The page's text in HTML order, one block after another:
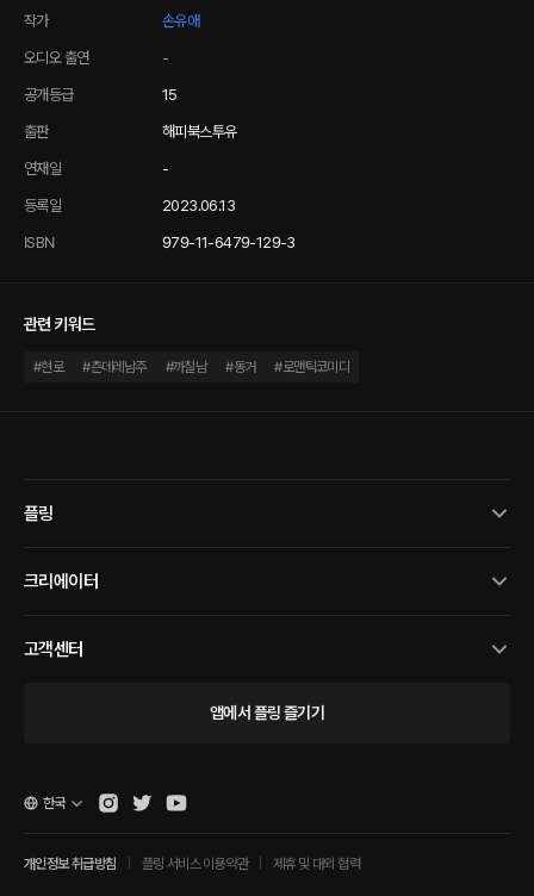
작가 손유애
오디오 출연 -
공개등급 15
출판 해피북스투유
연재일 -
등록일 2023.06.13
ISBN 979-11-6479-129-3
관련 키워드
#현로 #츤데레남주 #까칠남 #동거 #로맨틱코미디
플링
크리에이터
고객센터
앱에서 플링 즐기기
개인정보 취급방침 플링 서비스 이용약관 제휴 및 대외 협력
한국